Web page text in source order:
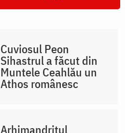
Cuviosul Peon
Sihastrul a făcut din
Muntele Ceahlău un
Athos românesc
Arhimandritul